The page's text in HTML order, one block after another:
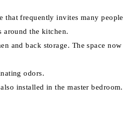
that frequently invites many people
around the kitchen.
and back storage. The space now
odors.
installed in the master bedroom.